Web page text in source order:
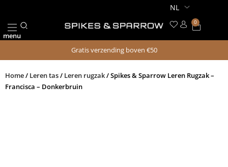
de
inhoud
menu
0
Gratis verzending boven €50
Home/ Leren tas/ Leren rugzak/ Spikes & Sparrow Leren Rugzak –
Francisca – Donkerbruin